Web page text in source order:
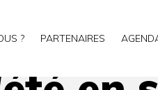
? PARTENAIRES